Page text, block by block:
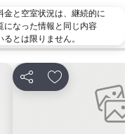
と空室状況は、継続的に
になった情報と同じ内容
とは限りません。
シェア お気に入りに